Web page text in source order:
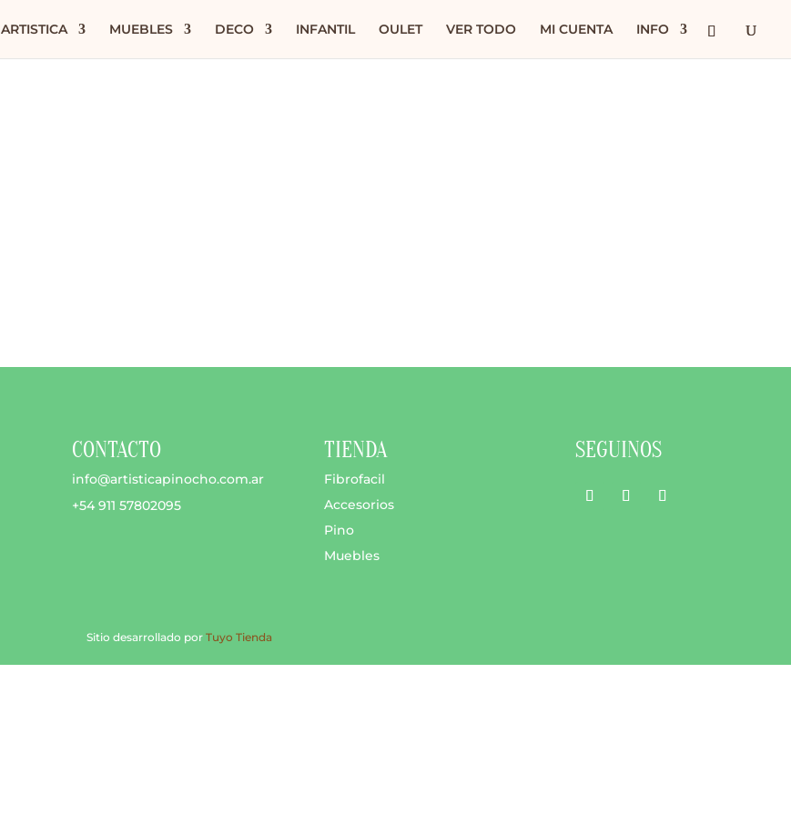
ARTISTICA MUEBLES DECO INFANTIL OULET VER TODO MI CUENTA INFO
CONTACTO
info@artisticapinocho.com.ar
+54 911 57802095
TIENDA
Fibrofacil
Accesorios
Pino
Muebles
SEGUINOS
Sitio desarrollado por Tuyo Tienda